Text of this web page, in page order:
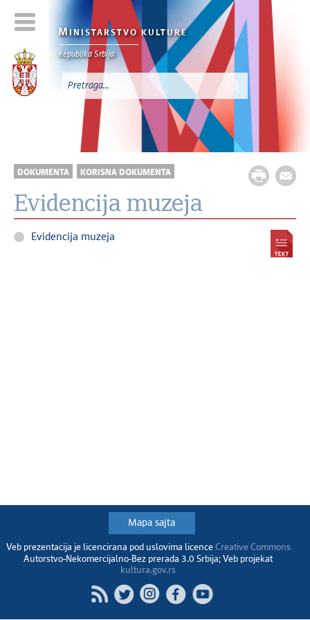
M INISTARSTVO KULTURE
Republika Srbija
DOKUMENTA KORISNA DOKUMENTA
Evidencija muzeja
Evidencija muzeja
Mapa sajta
Veb prezentacija je licencirana pod uslovima licence Creative Commons
Autorstvo-Nekomercijalno-Bez prerada 3.0 Srbija; Veb projekat
kultura.gov.rs